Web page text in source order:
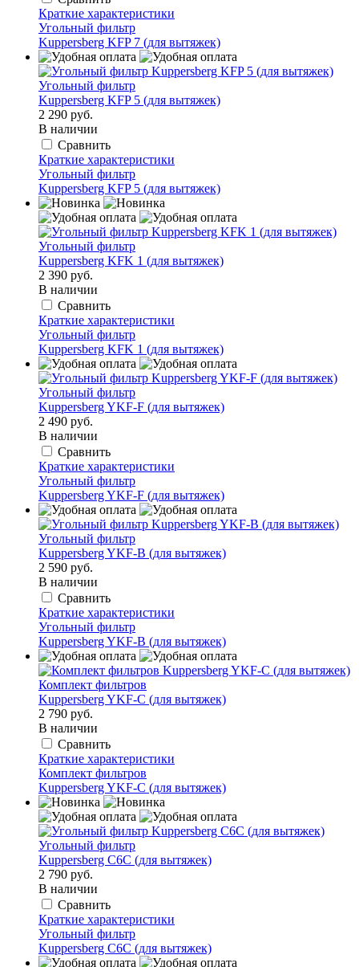
Краткие характеристики
Угольный фильтр
Kuppersberg KFP 7 (для вытяжек)
Угольный фильтр
Kuppersberg KFP 5 (для вытяжек)
2 290 руб.
В наличии
Сравнить
Краткие характеристики
Угольный фильтр
Kuppersberg KFP 5 (для вытяжек)
Угольный фильтр
Kuppersberg KFK 1 (для вытяжек)
2 390 руб.
В наличии
Сравнить
Краткие характеристики
Угольный фильтр
Kuppersberg KFK 1 (для вытяжек)
Угольный фильтр
Kuppersberg YKF-F (для вытяжек)
2 490 руб.
В наличии
Сравнить
Краткие характеристики
Угольный фильтр
Kuppersberg YKF-F (для вытяжек)
Угольный фильтр
Kuppersberg YKF-B (для вытяжек)
2 590 руб.
В наличии
Сравнить
Краткие характеристики
Угольный фильтр
Kuppersberg YKF-B (для вытяжек)
Комплект фильтров
Kuppersberg YKF-C (для вытяжек)
2 790 руб.
В наличии
Сравнить
Краткие характеристики
Комплект фильтров
Kuppersberg YKF-C (для вытяжек)
Угольный фильтр
Kuppersberg C6C (для вытяжек)
2 790 руб.
В наличии
Сравнить
Краткие характеристики
Угольный фильтр
Kuppersberg C6C (для вытяжек)